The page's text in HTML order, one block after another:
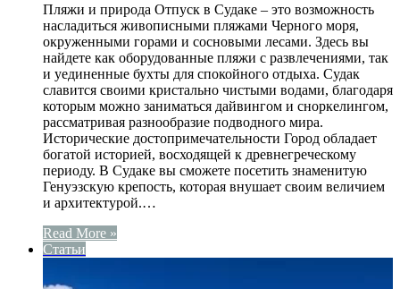
Пляжи и природа Отпуск в Судаке – это возможность
насладиться живописными пляжами Черного моря,
окруженными горами и сосновыми лесами. Здесь вы
найдете как оборудованные пляжи с развлечениями, так
и уединенные бухты для спокойного отдыха. Судак
славится своими кристально чистыми водами, благодаря
которым можно заниматься дайвингом и сноркелингом,
рассматривая разнообразие подводного мира.
Исторические достопримечательности Город обладает
богатой историей, восходящей к древнегреческому
периоду. В Судаке вы сможете посетить знаменитую
Генуэзскую крепость, которая внушает своим величием
и архитектурой.…
Read More »
Статьи